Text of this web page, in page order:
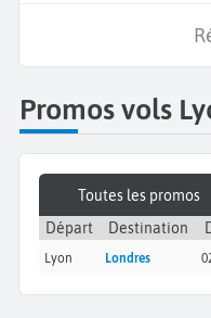
Promos vols
Toutes les promos
Départ
Destination
Lyon Londres